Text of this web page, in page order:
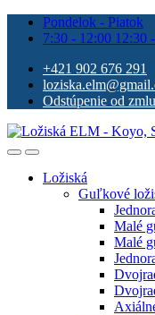
Pondelok - Piatok
7:30 - 12:00 12:30
+421 902 676 291
Odstúpenie od
Ložiská
Guľkové
Malé
Malé